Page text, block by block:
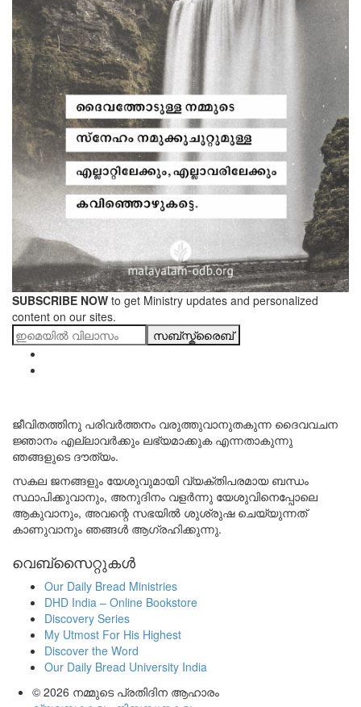
SUBSCRIBE NOW to get Ministry updates and personalized
content on our sites.
സബ്സ്ക്രൈബ്
ജീവിതത്തിനു പരിവർത്തനം വരുത്തുവാനുതകുന്ന ദൈവവചന
ജ്ഞാനം എല്ലാവർക്കും ലഭ്യമാക്കുക എന്നതാകുന്നു
ഞങ്ങളുടെ ദൗത്യം.
സകല ജനങ്ങളും യേശുവുമായി വ്യക്തിപരമായ ബന്ധം
സ്ഥാപിക്കുവാനും, അനുദിനം വളർന്നു യേശുവിനെപ്പോലെ
ആകുവാനും, അവന്റെ സഭയിൽ ശുശ്രുഷ ചെയ്യുന്നത്
കാണുവാനും ഞങ്ങൾ ആഗ്രഹിക്കുന്നു.
വെബ്സൈറ്റുകൾ
Our Daily Bread Ministries
DHD India – Online Bookstore
Discovery Series
My Utmost For His Highest
Discover the Word
Our Daily Bread University India
© 2026 നമ്മുടെ പ്രതിദിന ആഹാരം